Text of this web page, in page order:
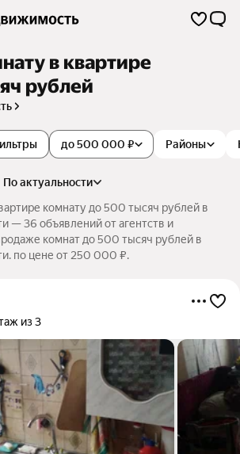
в квартире
рублей
до 500 000 ₽ Районы
по актуальности
комнату до 500 тысяч рублей в
— 36 объявлений от агентств и
комнат до 500 тысяч рублей в
по цене от 250 000 ₽.
из 3